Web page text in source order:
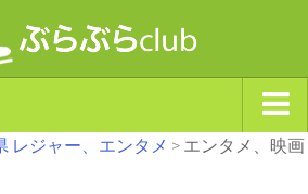
レジャー、エンタメ > エンタメ、映画